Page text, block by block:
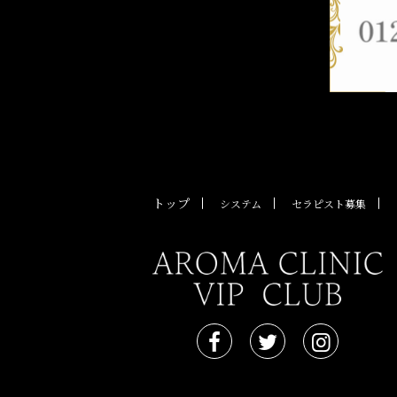
トップ システム セラピスト募集